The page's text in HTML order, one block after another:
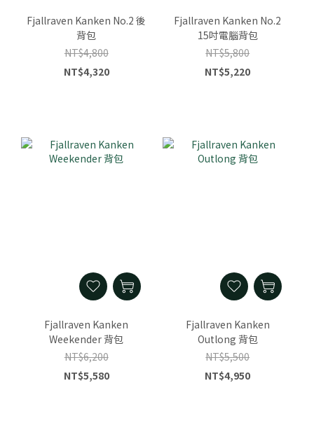
Fjallraven Kanken No.2 後
背包
NT$4,800
NT$4,320
Fjallraven Kanken No.2
15吋電腦背包
NT$5,800
NT$5,220
Fjallraven Kanken
Weekender 背包
NT$6,200
NT$5,580
Fjallraven Kanken
Outlong 背包
NT$5,500
NT$4,950